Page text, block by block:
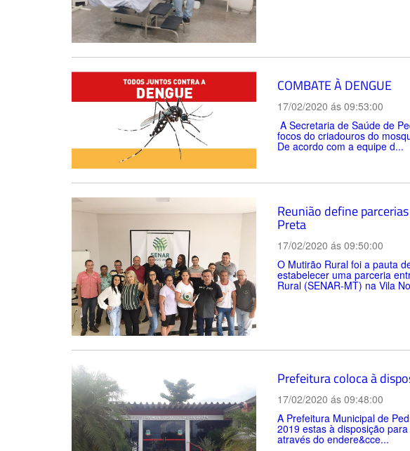
COMBATE À DENGUE
17/02/2020 ás 09:53:00
A Secretaria de Saúde de
focos do criadouros do
De acordo com a equipe d...
Reunião define
Preta
17/02/2020 ás 09:50:00
O Mutirão Rural foi a pauta
estabelecer uma parceria
Rural (SENAR-MT) na Vila
Prefeitura coloca à
17/02/2020 ás 09:48:00
A Prefeitura Municipal de
2019 estas à disposição
através do endere&cce...